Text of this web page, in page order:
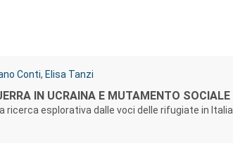
Conti, Elisa Tanzi
IN UCRAINA E MUTAMENTO SOCIALE
ricerca esplorativa dalle voci delle rifugiate in Italia